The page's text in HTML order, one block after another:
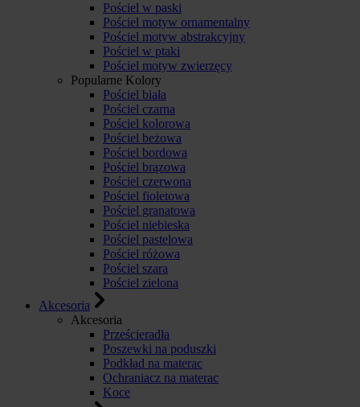
Pościel w paski
Pościel motyw ornamentalny
Pościel motyw abstrakcyjny
Pościel w ptaki
Pościel motyw zwierzęcy
Popularne Kolory
Pościel biała
Pościel czarna
Pościel kolorowa
Pościel beżowa
Pościel bordowa
Pościel brązowa
Pościel czerwona
Pościel fioletowa
Pościel granatowa
Pościel niebieska
Pościel pastelowa
Pościel różowa
Pościel szara
Pościel zielona
Akcesoria
Akcesoria
Prześcieradła
Poszewki na poduszki
Podkład na materac
Ochraniacz na materac
Koce